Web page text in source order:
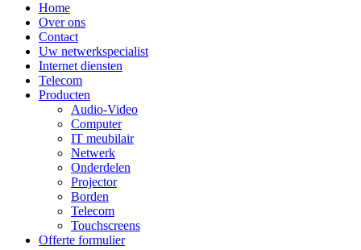
Home
Over ons
Contact
Uw netwerkspecialist
Internet diensten
Telecom
Producten
Audio-Video
Computer
IT meubilair
Netwerk
Onderdelen
Projector
Borden
Telecom
Touchscreens
Offerte formulier